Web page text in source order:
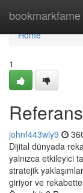
bookmarkfame
Home
Home
1
johnf443wly9
Dijital dünyada
yalnızca etkileyici
stratejik
giriyor ve